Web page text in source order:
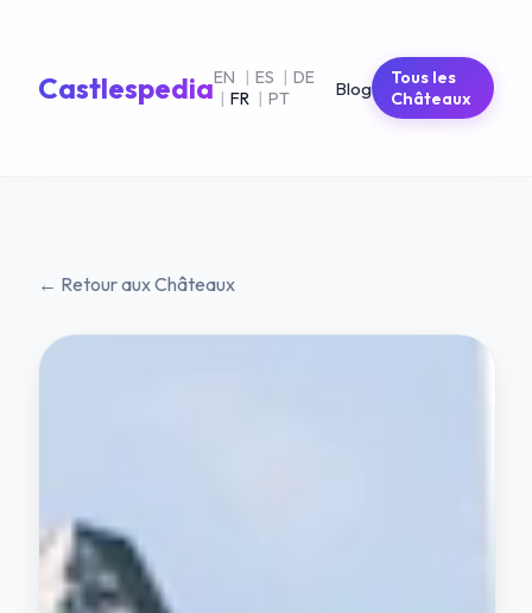
CastlespediaEN | ES | DE
| FR | PT Blog
Tous les
Châteaux
← Retour aux Châteaux